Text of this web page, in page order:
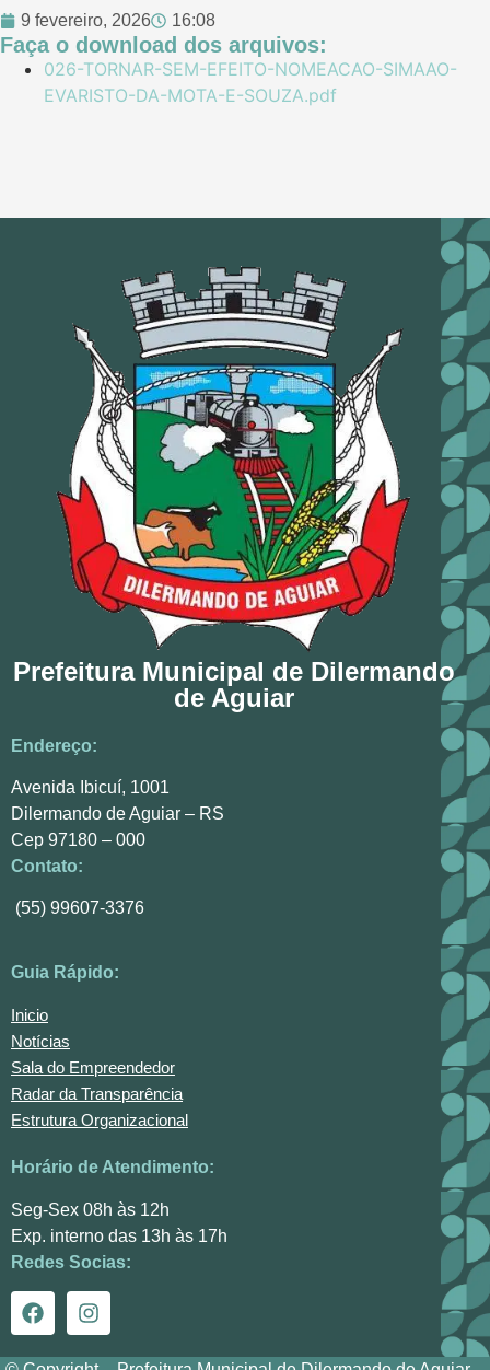
9 fevereiro, 2026 16:08
Faça o download dos arquivos:
026-TORNAR-SEM-EFEITO-NOMEACAO-SIMAAO-
EVARISTO-DA-MOTA-E-SOUZA.pdf
Prefeitura Municipal de Dilermando
de Aguiar
Endereço:
Avenida Ibicuí, 1001
Dilermando de Aguiar – RS
Cep 97180 – 000
Contato:
(55) 99607-3376
Guia Rápido:
Inicio
Notícias
Sala do Empreendedor
Radar da Transparência
Estrutura Organizacional
Horário de Atendimento:
Seg-Sex 08h às 12h
Exp. interno das 13h às 17h
Redes Socias: